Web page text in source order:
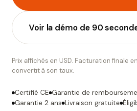
Voir la démo de 90
Prix affichés en USD. Facturation finale
convertit à son taux.
Certifié CE Garantie de
Garantie 2 ans Livraison gratuite